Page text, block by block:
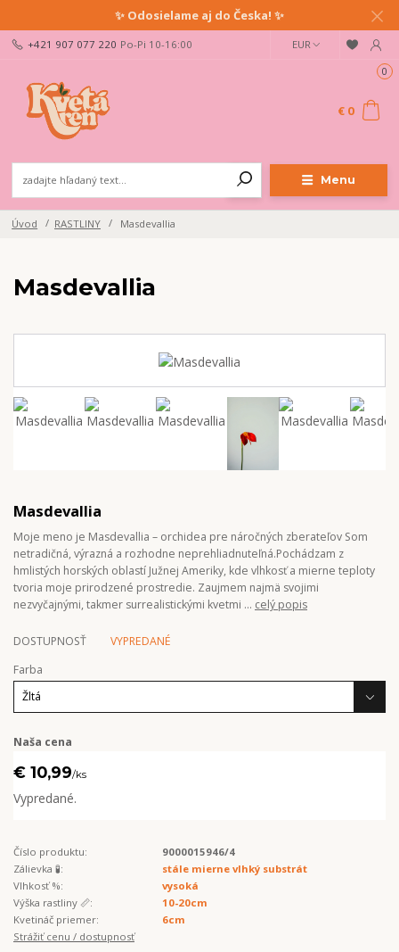
✨ Odosielame aj do Česka! ✨
Menu
EUR
+421 907 077 220 Po-Pi 10-16:00
0
€ 0
Úvod RASTLINY Masdevallia
Masdevallia
Masdevallia
Moje meno je Masdevallia – orchidea pre náročných zberateľov Som
netradičná, výrazná a rozhodne neprehliadnuteľná.Pochádzam z
hmlistých horských oblastí Južnej Ameriky, kde vlhkosť a mierne teploty
tvoria moje prirodzené prostredie. Zaujmem najmä svojimi
nezvyčajnými, takmer surrealistickými kvetmi ... celý popis
DOSTUPNOSŤ
VYPREDANÉ
Farba
Naša cena
€ 10,99/ks
Vypredané.
Číslo produktu:
9000015946/4
Zálievka 🧪:
stále mierne vlhký substrát
Vlhkosť %:
vysoká
Výška rastliny 📏:
10-20cm
Kvetináč priemer:
6cm
Strážiť cenu / dostupnosť